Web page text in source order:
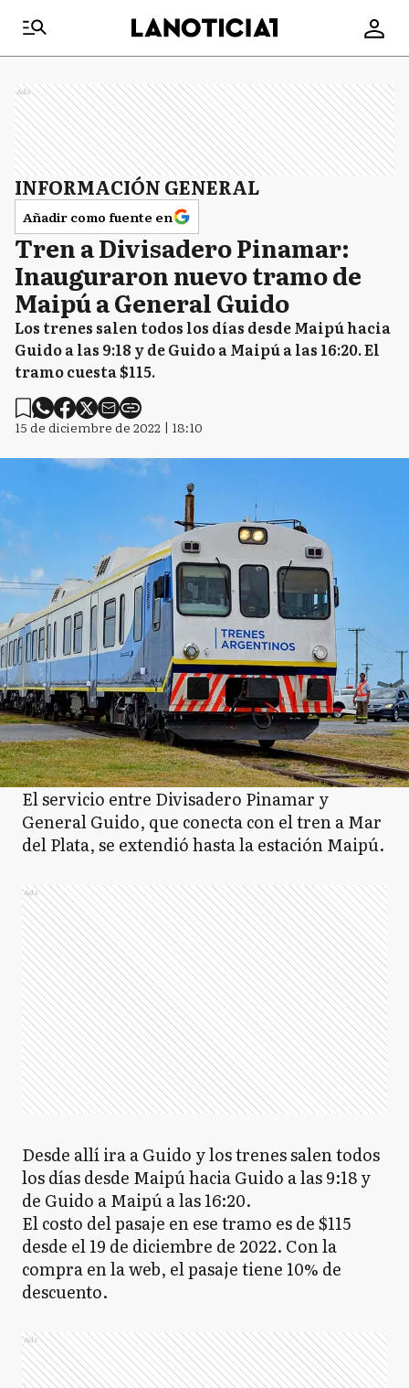
Ads
INFORMACIÓN GENERAL
Añadir como fuente en
Tren a Divisadero Pinamar:
Inauguraron nuevo tramo de
Maipú a General Guido
Los trenes salen todos los días desde Maipú hacia
Guido a las 9:18 y de Guido a Maipú a las 16:20. El
tramo cuesta $115.
15 de diciembre de 2022 | 18:10
El servicio entre Divisadero Pinamar y
General Guido, que conecta con el tren a Mar
del Plata, se extendió hasta la estación Maipú.
Ads
Desde allí ira a Guido y los trenes salen todos
los días desde Maipú hacia Guido a las 9:18 y
de Guido a Maipú a las 16:20.
El costo del pasaje en ese tramo es de $115
desde el 19 de diciembre de 2022. Con la
compra en la web, el pasaje tiene 10% de
descuento.
Ads